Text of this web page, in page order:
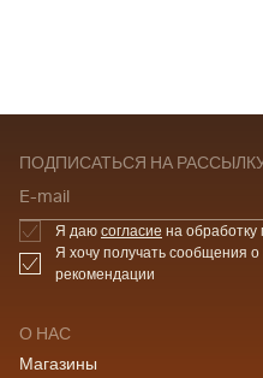
О НАС
Магазины
ПОДПИСАТЬСЯ НА
E-mail
Я даю согласие на
Я хочу получать сообщения
рекомендации